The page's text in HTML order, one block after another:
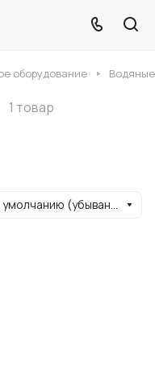
оборудование
1 товар
По умолчанию (убывание)